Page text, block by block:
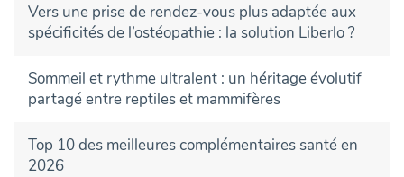
Vers une prise de rendez-vous plus adaptée aux
spécificités de l’ostéopathie : la solution Liberlo ?
Sommeil et rythme ultralent : un héritage évolutif
partagé entre reptiles et mammifères
Top 10 des meilleures complémentaires santé en
2026